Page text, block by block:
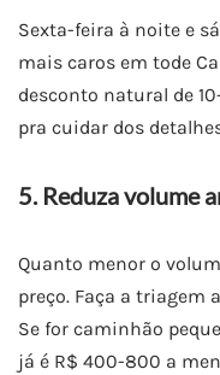
Sexta-feira à noite e
mais caros em tode
desconto natural de
pra cuidar dos
5. Reduza volume
Quanto menor o
preço. Faça a triagem
Se for caminhão
já é R$ 400-800 a